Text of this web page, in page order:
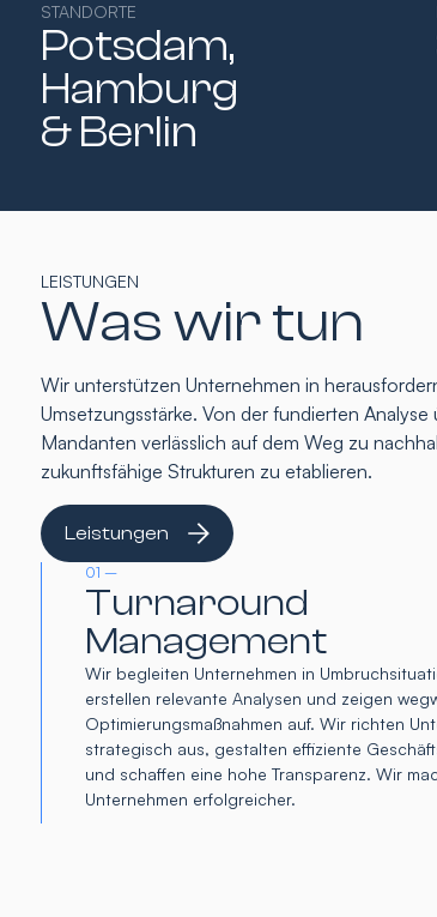
STANDORTE
Potsdam,
Hamburg​
& Berlin
LEISTUNGEN
Was wir tun
Wir unterstützen Unternehmen in
Umsetzungsstärke. Von der fundierten
Mandanten verlässlich auf dem Weg zu
zukunftsfähige Strukturen zu etablieren.
Leistungen
01 –
Turnaround
Management
Wir begleiten Unternehmen in
erstellen relevante Analysen und zeigen
Optimierungsmaßnahmen auf. Wir richten
strategisch aus, gestalten effiziente
und schaffen eine hohe Transparenz. Wir
Unternehmen erfolgreicher.